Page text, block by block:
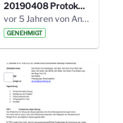
20190408 Protokoll 26. Steuerungskreis.pdf
vor 5 Jahren von Anni Schlumberger
GENEHMIGT